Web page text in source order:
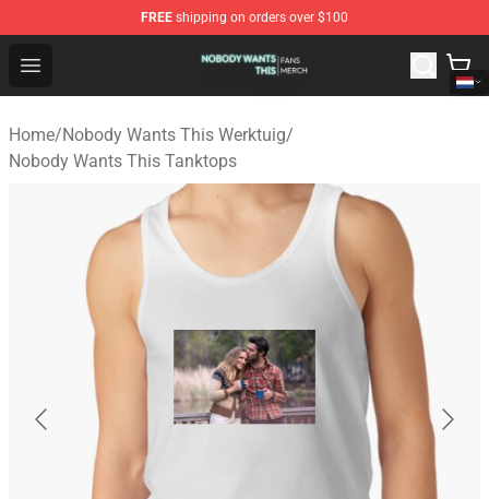
FREE shipping on orders over $100
Open menu
Nobody Wants This Shop - Official Nobody Wants This
Home/Nobody Wants This Werktuig/
Nobody Wants This Tanktops